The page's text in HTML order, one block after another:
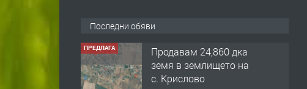
Последни обяви
ПРЕДЛАГА
Продавам 24,860 дка
земя в землището на
с. Крислово